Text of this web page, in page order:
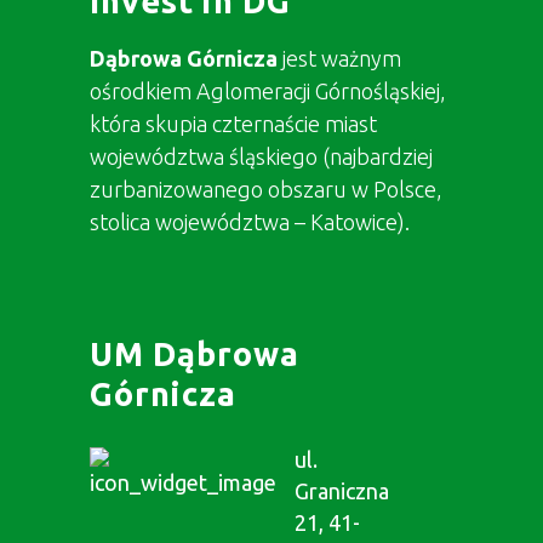
Dąbrowa Górnicza jest ważnym
ośrodkiem Aglomeracji Górnośląskiej,
która skupia czternaście miast
województwa śląskiego (najbardziej
zurbanizowanego obszaru w Polsce,
stolica województwa – Katowice).
UM Dąbrowa
Górnicza
ul.
Graniczna
21, 41-